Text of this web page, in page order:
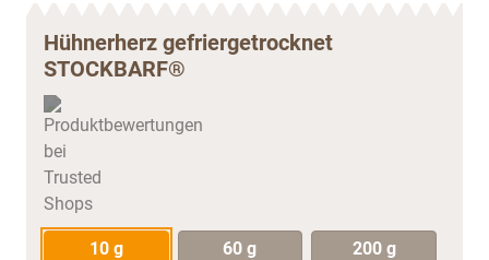
Hühnerherz gefriergetrocknet
STOCKBARF®
10 g 60 g 200 g